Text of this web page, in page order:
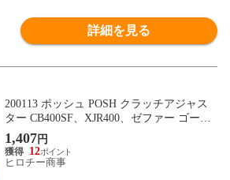
詳細を見る
200113 ポッシュ POSH クラッチアジャス
ター CB400SF、XJR400、ゼファー ゴール
ド
1,407円
12
ヒロチー商事